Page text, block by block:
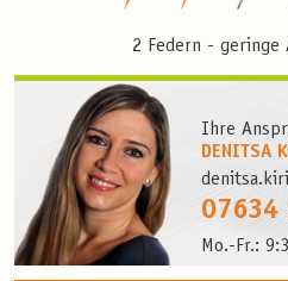
2 Federn - geringe
Ihre
DENITSA
07634
Mo.-Fr.: